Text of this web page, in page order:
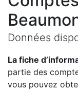
Données
La fiche
partie des
vous pouvez